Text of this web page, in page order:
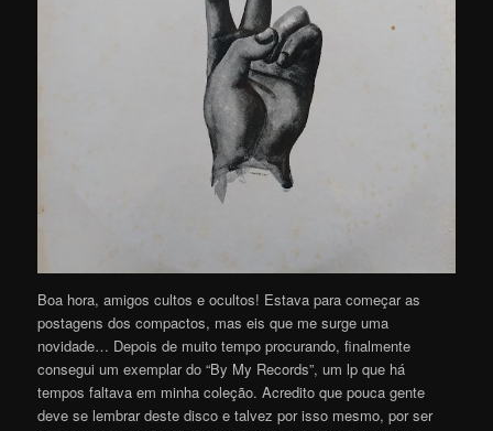
Boa hora, amigos cultos e ocultos! Estava para começar as
postagens dos compactos, mas eis que me surge uma
novidade… Depois de muito tempo procurando, finalmente
consegui um exemplar do “By My Records”, um lp que há
tempos faltava em minha coleção. Acredito que pouca gente
deve se lembrar deste disco e talvez por isso mesmo, por ser